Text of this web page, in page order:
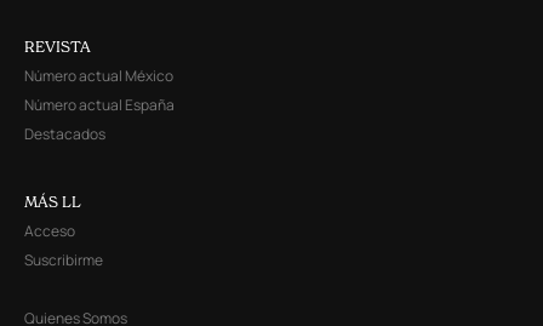
REVISTA
Número actual México
Número actual España
Destacados
MÁS LL
Acceso
Suscribirme
Quienes Somos